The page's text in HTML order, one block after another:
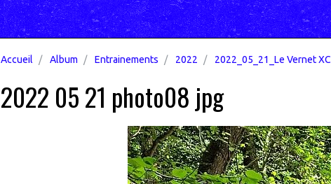
Accueil Album Entrainements 2022 2022_05_21_Le Vernet XC
2022 05 21 photo08 jpg